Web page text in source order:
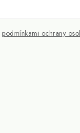
podmínkami ochrany